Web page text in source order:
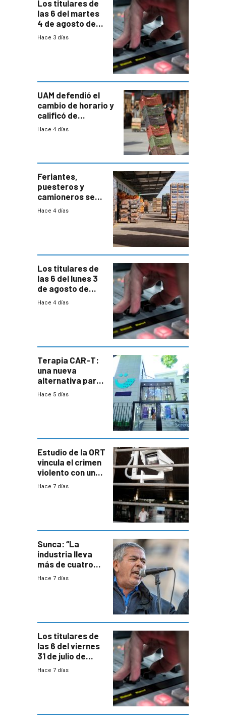
Los titulares de
las 6 del martes
4 de agosto de
2026
Hace 3 días
UAM defendió el
cambio de horario y
calificó de
“desproporcionado”
Hace 4 días
Feriantes,
puesteros y
camioneros se
movilizaron en
Hace 4 días
Los titulares de
las 6 del lunes 3
de agosto de
2026
Hace 4 días
Terapia CAR-T:
una nueva
alternativa para
niños y
Hace 5 días
Estudio de la ORT
vincula el crimen
violento con una
menor creación
Hace 7 días
Sunca: “La
industria lleva
más de cuatro
meses sin
Hace 7 días
Los titulares de
las 6 del viernes
31 de julio de
2026
Hace 7 días